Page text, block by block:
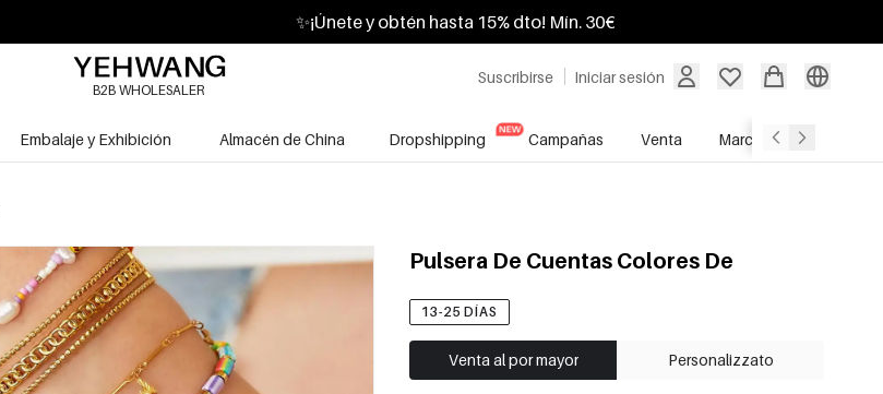
✨¡Únete y obtén hasta 15% dto! Mín. 30€
Suscribirse Iniciar sesión
B2B WHOLESALER
Embalaje y Exhibición Almacén de China Dropshipping Campañas Venta Marcas
Pulsera De Cuentas Colores De
13-25 DÍAS
Venta al por mayor Personalizzato